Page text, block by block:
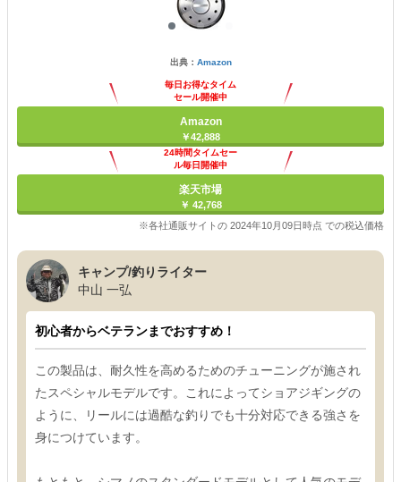
出典： Amazon
毎日お得なタイム
セール開催中
Amazon
￥42,888
24時間タイムセー
ル毎日開催中
楽天市場
￥ 42,768
※各社通販サイトの 2024年10月09日時点 での税込価格
キャンプ/釣りライター
中山 一弘
初心者からベテランまでおすすめ！
この製品は、耐久性を高めるためのチューニングが施され
たスペシャルモデルです。これによってショアジギングの
ように、リールには過酷な釣りでも十分対応できる強さを
身につけています。